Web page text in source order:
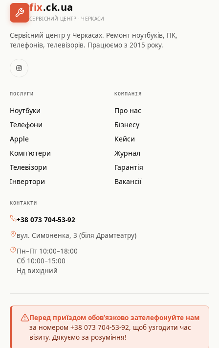
fix.ck.ua
СЕРВІСНИЙ ЦЕНТР · ЧЕРКАСИ
Сервісний центр у Черкасах. Ремонт ноутбуків, ПК,
телефонів, телевізорів. Працюємо з 2015 року.
ПОСЛУГИ
Ноутбуки
Телефони
Apple
Комп'ютери
Телевізори
Інвертори
КОМПАНІЯ
Про нас
Бізнесу
Кейси
Журнал
Гарантія
Вакансії
КОНТАКТИ
+38 073 704-53-92
вул. Симоненка, 3 (біля Драмтеатру)
Пн–Пт 10:00–18:00
Сб 10:00–15:00
Нд вихідний
Перед приїздом обов’язково зателефонуйте нам
за номером +38 073 704-53-92, щоб узгодити час
візиту. Дякуємо за розуміння!